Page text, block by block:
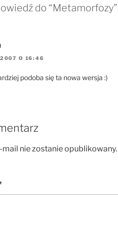
do “Metamorfozy”
O 16:46
podoba się ta nowa wersja :)
mail nie zostanie opublikowany.